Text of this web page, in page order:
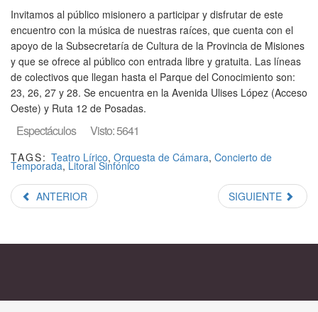
Invitamos al público misionero a participar y disfrutar de este
encuentro con la música de nuestras raíces, que cuenta con el
apoyo de la Subsecretaría de Cultura de la Provincia de Misiones
y que se ofrece al público con entrada libre y gratuita. Las líneas
de colectivos que llegan hasta el Parque del Conocimiento son:
23, 26, 27 y 28. Se encuentra en la Avenida Ulises López (Acceso
Oeste) y Ruta 12 de Posadas.
Espectáculos Visto: 5641
TAGS: Teatro Lírico, Orquesta de Cámara, Concierto de
Temporada,Litoral Sinfónico
ANTERIOR SIGUIENTE